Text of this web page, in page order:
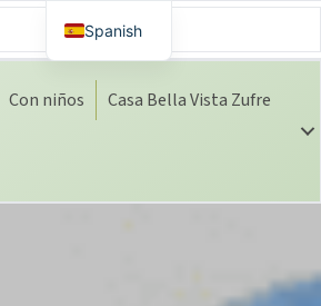
Con niños Casa Bella Vista Zufre
Spanish
Dutch
English